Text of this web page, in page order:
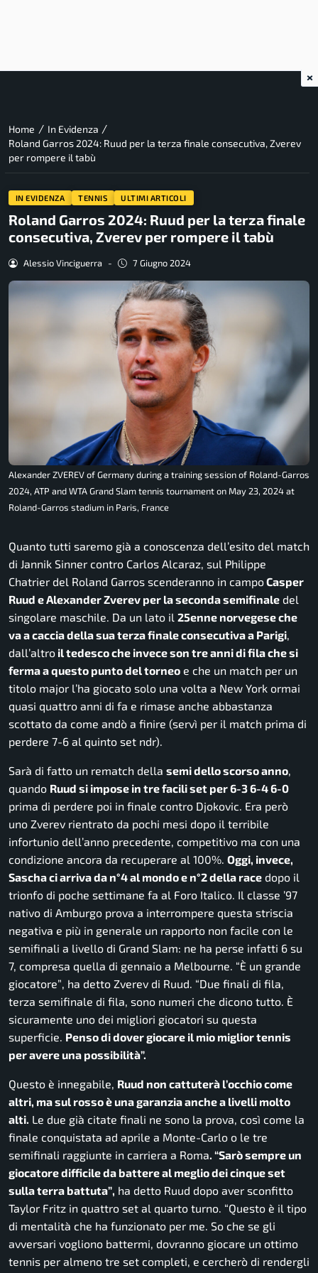
Home / In Evidenza /
Roland Garros 2024: Ruud per la terza finale consecutiva, Zverev
per rompere il tabù
IN EVIDENZA TENNIS ULTIMI ARTICOLI
Roland Garros 2024: Ruud per la terza finale
consecutiva, Zverev per rompere il tabù
Alessio Vinciguerra - 7 Giugno 2024
Alexander ZVEREV of Germany during a training session of Roland-Garros
2024, ATP and WTA Grand Slam tennis tournament on May 23, 2024 at
Roland-Garros stadium in Paris, France
Quanto tutti saremo già a conoscenza dell’esito del match
di Jannik Sinner contro Carlos Alcaraz, sul Philippe
Chatrier del Roland Garros scenderanno in campoCasper
Ruud e Alexander Zverev per la seconda semifinale del
singolare maschile. Da un lato il 25enne norvegese che
va a caccia della sua terza finale consecutiva a Parigi,
dall’altro il tedesco che invece son tre anni di fila che si
ferma a questo punto del torneo e che un match per un
titolo major l’ha giocato solo una volta a New York ormai
quasi quattro anni di fa e rimase anche abbastanza
scottato da come andò a finire (servì per il match prima di
perdere 7-6 al quinto set ndr).
Sarà di fatto un rematch della semi dello scorso anno,
quando Ruud si impose in tre facili set per 6-3 6-4 6-0
prima di perdere poi in finale contro Djokovic. Era però
uno Zverev rientrato da pochi mesi dopo il terribile
infortunio dell’anno precedente, competitivo ma con una
condizione ancora da recuperare al 100%. Oggi, invece,
Sascha ci arriva da n°4 al mondo e n°2 della race dopo il
trionfo di poche settimane fa al Foro Italico. Il classe ’97
nativo di Amburgo prova a interrompere questa striscia
negativa e più in generale un rapporto non facile con le
semifinali a livello di Grand Slam: ne ha perse infatti 6 su
7, compresa quella di gennaio a Melbourne. “È un grande
giocatore”, ha detto Zverev di Ruud. “Due finali di fila,
terza semifinale di fila, sono numeri che dicono tutto. È
sicuramente uno dei migliori giocatori su questa
superficie. Penso di dover giocare il mio miglior tennis
per avere una possibilità”.
Questo è innegabile, Ruud non cattuterà l’occhio come
altri, ma sul rosso è una garanzia anche a livelli molto
alti. Le due già citate finali ne sono la prova, così come la
finale conquistata ad aprile a Monte-Carlo o le tre
semifinali raggiunte in carriera a Roma. “Sarò sempre un
giocatore difficile da battere al meglio dei cinque set
sulla terra battuta”, ha detto Ruud dopo aver sconfitto
Taylor Fritz in quattro set al quarto turno. “Questo è il tipo
di mentalità che ha funzionato per me. So che se gli
avversari vogliono battermi, dovranno giocare un ottimo
tennis per almeno tre set completi, e cercherò di rendergli
×